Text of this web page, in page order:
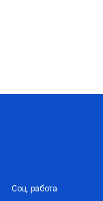
Соц. работа